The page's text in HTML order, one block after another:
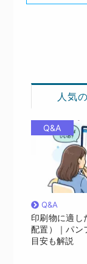
人気
Q&A
Q&A
印刷物に適し
配置）｜パン
目安も解説